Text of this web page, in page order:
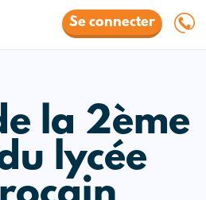
Se connecter
la 2ème
lycée